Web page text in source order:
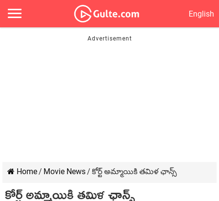
English
Home/ Movie News/ కోర్ట్ అమ్మాయికి తమిళ ఛాన్స్